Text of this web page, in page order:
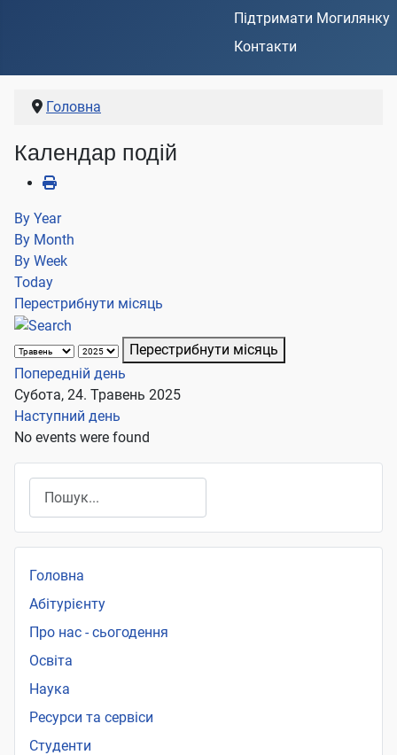
Підтримати Могилянку
Контакти
Головна
Календар подій
By Year
By Month
By Week
Today
Перестрибнути місяць
Перестрибнути місяць
Попередній день
Субота, 24. Травень 2025
Наступний день
No events were found
Головна
Абітурієнту
Про нас - сьогодення
Освіта
Наука
Ресурси та сервіси
Студенти